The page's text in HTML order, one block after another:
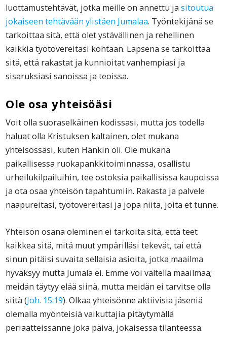
luottamustehtävät, jotka meille on annettu jasitoutua
jokaiseen tehtävään ylistäen Jumalaa. Työntekijänä se
tarkoittaa sitä, että olet ystävällinen ja rehellinen
kaikkia työtovereitasi kohtaan. Lapsena se tarkoittaa
sitä, että rakastat ja kunnioitat vanhempiasi ja
sisaruksiasi sanoissa ja teoissa.
Ole osa yhteisöäsi
Voit olla suoraselkäinen kodissasi, mutta jos todella
haluat olla Kristuksen kaltainen, olet mukana
yhteisössäsi, kuten Hänkin oli. Ole mukana
paikallisessa ruokapankkitoiminnassa, osallistu
urheilukilpailuihin, tee ostoksia paikallisissa kaupoissa
ja ota osaa yhteisön tapahtumiin. Rakasta ja palvele
naapureitasi, työtovereitasi ja jopa niitä, joita et tunne.
Yhteisön osana oleminen ei tarkoita sitä, että teet
kaikkea sitä, mitä muut ympärilläsi tekevät, tai että
sinun pitäisi suvaita sellaisia asioita, jotka maailma
hyväksyy mutta Jumala ei. Emme voi vältellä maailmaa;
meidän täytyy elää siinä, mutta meidän ei tarvitse olla
siitä (Joh. 15:19). Olkaa yhteisönne aktiivisia jäseniä
olemalla myönteisiä vaikuttajia pitäytymällä
periaatteissanne joka päivä, jokaisessa tilanteessa.